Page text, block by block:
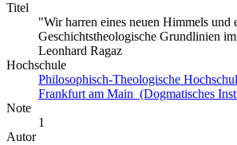
Titel
"Wir harren eines neuen Himmels und
Geschichtstheologische Grundlinien
Leonhard Ragaz
Hochschule
Philosophisch-Theologische
Frankfurt am Main (Dogmatisches
Note
1
Autor